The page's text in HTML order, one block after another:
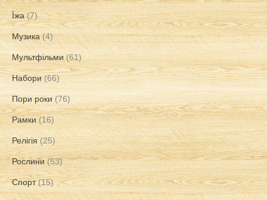
Їжа (7)
Музика (4)
Мультфільми (61)
Набори (66)
Пори роки (76)
Рамки (16)
Релігія (25)
Рослини (53)
Спорт (15)